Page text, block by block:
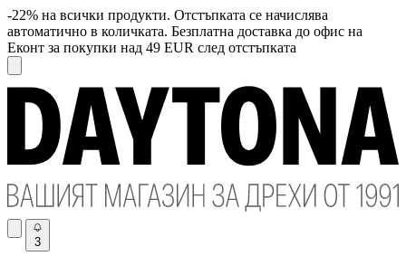
-22% на всички продукти. Отстъпката се начислява
автоматично в количката. Безплатна доставка до офис на
Еконт за покупки над 49 EUR след отстъпката
3